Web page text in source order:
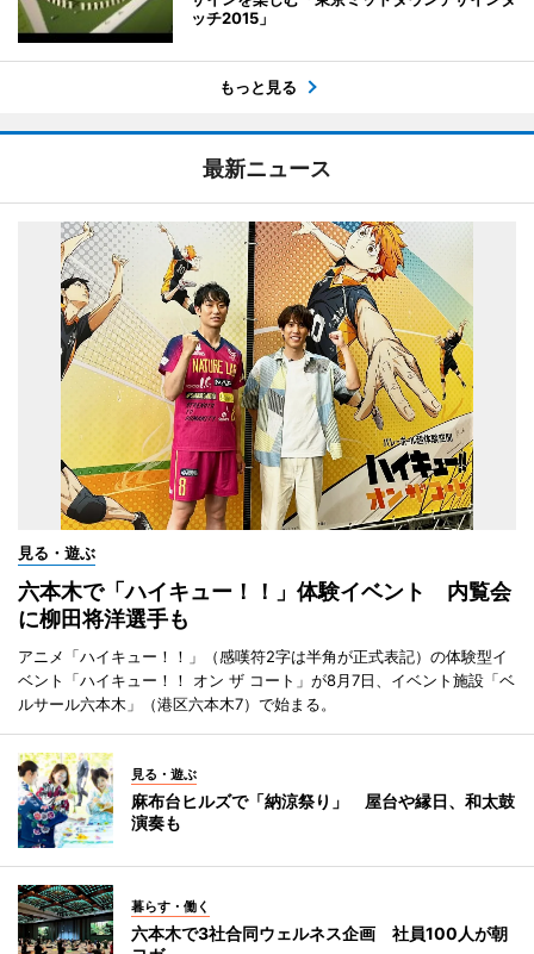
ッチ2015」
もっと見る
最新ニュース
見る・遊ぶ
六本木で「ハイキュー！！」体験イベント 内覧会
に柳田将洋選手も
アニメ「ハイキュー！！」（感嘆符2字は半角が正式表記）の体験型イ
ベント「ハイキュー！！ オン ザ コート」が8月7日、イベント施設「ベ
ルサール六本木」（港区六本木7）で始まる。
見る・遊ぶ
麻布台ヒルズで「納涼祭り」 屋台や縁日、和太鼓
演奏も
暮らす・働く
六本木で3社合同ウェルネス企画 社員100人が朝